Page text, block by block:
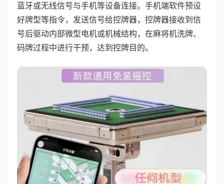
蓝牙或无线信号与手机等设备连接。手机端软件预设
好牌型等指令，发送信号给控牌器，控牌器接收到信
号后驱动内部微型电机或机械结构，在麻将机洗牌、
码牌过程中进行干预，达到控牌目的。